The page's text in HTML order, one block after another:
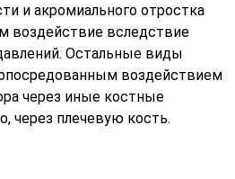
и акромиального отростка
воздействие вследствие
Остальные виды
воздействием
через иные костные
через плечевую кость.